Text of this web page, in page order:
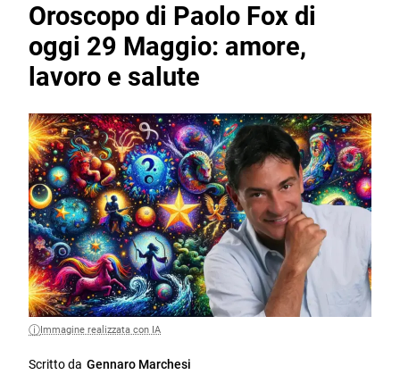
Oroscopo di Paolo Fox di
oggi 29 Maggio: amore,
lavoro e salute
Immagine realizzata con IA
Scritto da Gennaro Marchesi